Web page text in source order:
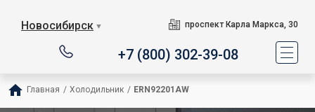
Новосибирск ▼ проспект Карла Маркса, 30
+7 (800) 302-39-08
Главная / Холодильник / ERN92201AW